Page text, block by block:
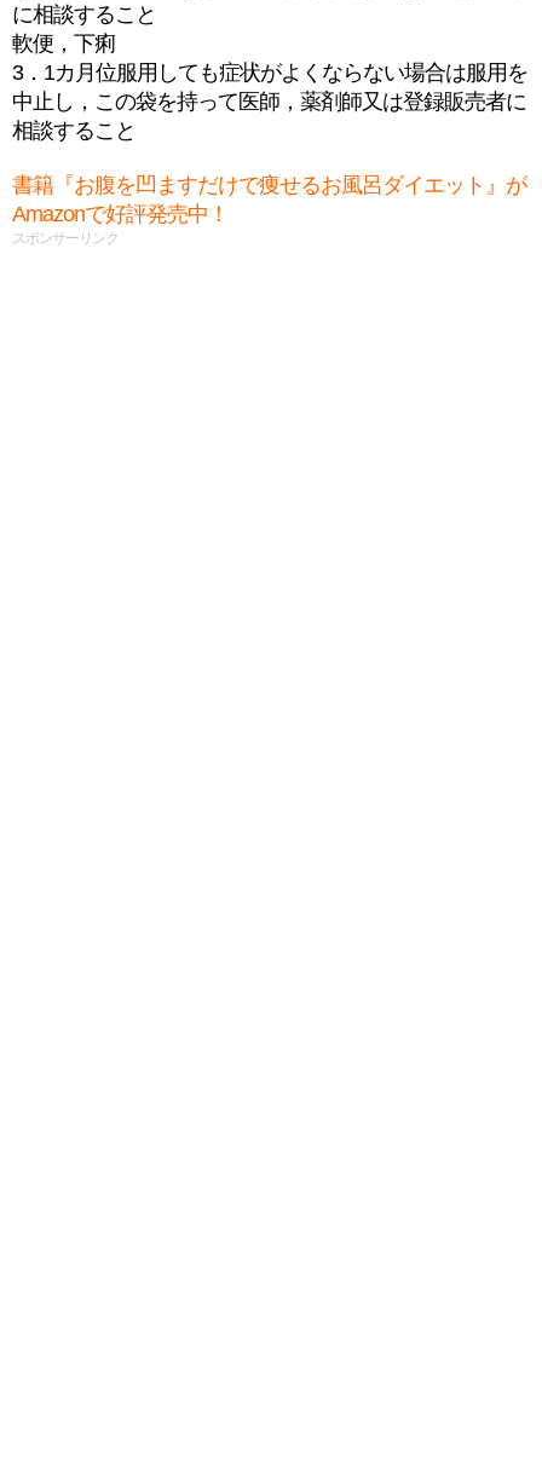
に相談すること
軟便，下痢
3．1カ月位服用しても症状がよくならない場合は服用を
中止し，この袋を持って医師，薬剤師又は登録販売者に
相談すること
書籍『お腹を凹ますだけで痩せるお風呂ダイエット』が
Amazonで好評発売中！
スポンサーリンク